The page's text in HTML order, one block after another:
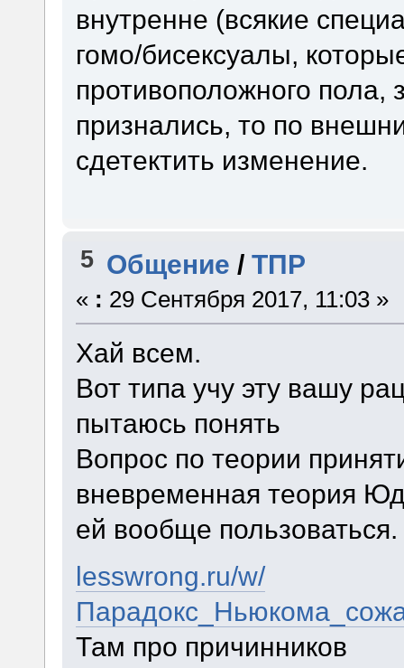
внутренне (всякие
гомо/бисексуалы,
противоположного пола,
признались, то по
сдетектить изменение.
5 Общение /ТПР
« : 29 Сентября 2017, 11:03 »
Хай всем.
Вот типа учу эту вашу
пытаюсь понять
Вопрос по теории
вневременная теория
ей вообще пользоваться.
lesswrong.ru/w/
Там про причинников